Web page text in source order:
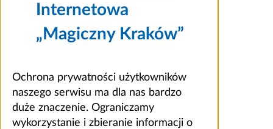
Internetowa
„Magiczny Kraków”
Ochrona prywatności użytkowników
naszego serwisu ma dla nas bardzo
duże znaczenie. Ograniczamy
wykorzystanie i zbieranie informacji o